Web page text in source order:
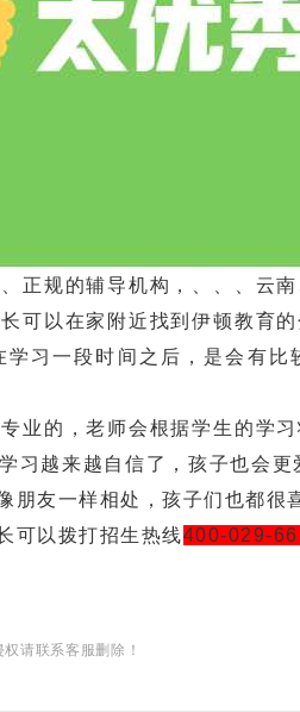
规的辅导机构，、、、云南
可以在家附近找到伊顿教育
习一段时间之后，是会有
的，老师会根据学生的学习
习越来越自信了，孩子也会
友一样相处，孩子们也都很
可以拨打招生热线400-029-
请联系客服删除！